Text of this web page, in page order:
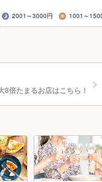
2001～3000円 1001～
倍たまるお店はこちら！